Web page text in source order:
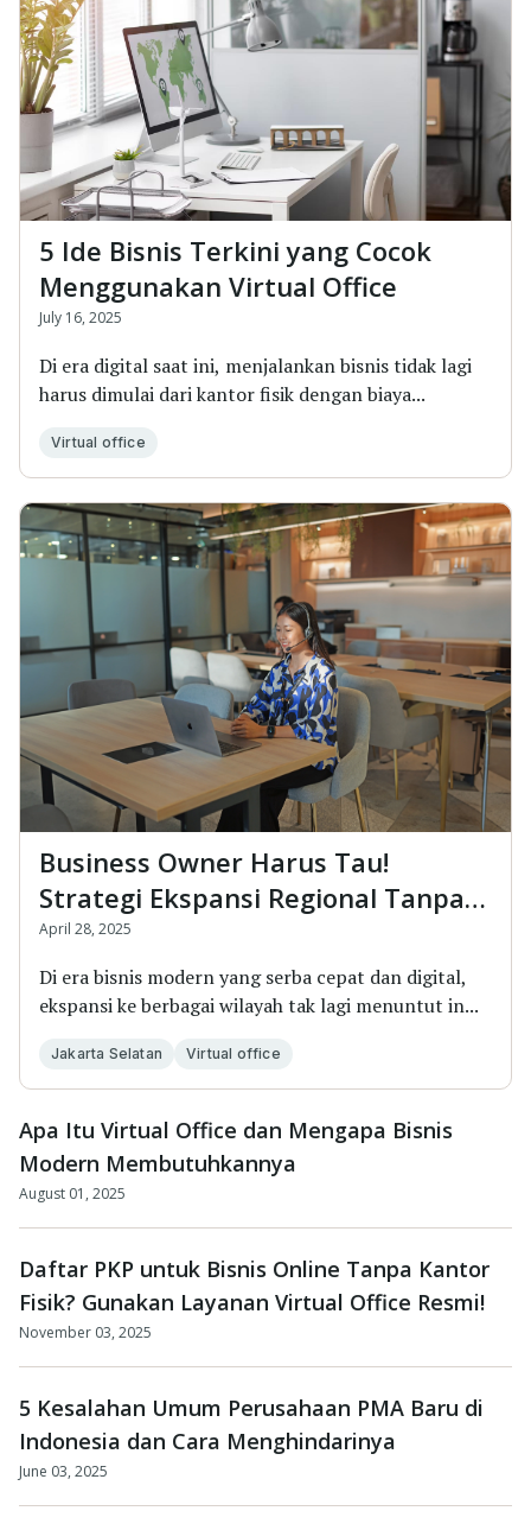
5 Ide Bisnis Terkini yang Cocok
Menggunakan Virtual Office
July 16, 2025
Di era digital saat ini, menjalankan bisnis tidak lagi
harus dimulai dari kantor fisik dengan biaya...
Virtual office
Business Owner Harus Tau!
Strategi Ekspansi Regional Tanpa
Sewa Kantor Fisik
April 28, 2025
Di era bisnis modern yang serba cepat dan digital,
ekspansi ke berbagai wilayah tak lagi menuntut in...
Jakarta Selatan Virtual office
Apa Itu Virtual Office dan Mengapa Bisnis
Modern Membutuhkannya
August 01, 2025
Daftar PKP untuk Bisnis Online Tanpa Kantor
Fisik? Gunakan Layanan Virtual Office Resmi!
November 03, 2025
5 Kesalahan Umum Perusahaan PMA Baru di
Indonesia dan Cara Menghindarinya
June 03, 2025